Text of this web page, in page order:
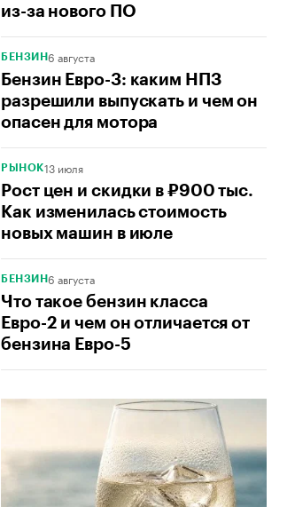
из-за нового ПО
БЕНЗИН6 августа
Бензин Евро-3: каким НПЗ
разрешили выпускать и чем он
опасен для мотора
РЫНОК13 июля
Рост цен и скидки в ₽900 тыс.
Как изменилась стоимость
новых машин в июле
БЕНЗИН6 августа
Что такое бензин класса
Евро-2 и чем он отличается от
бензина Евро-5